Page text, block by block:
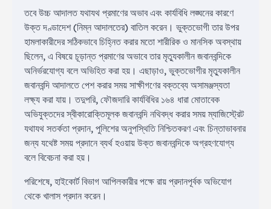
তবে উচ্চ আদালত যথাযথ প্রমাণের অভাব এবং কার্যবিধি লঙ্ঘনের কারণে
উক্ত দণ্ডাদেশ (নিম্ন আদালতের) বাতিল করেন। ভুক্তভোগী তার উপর
হামলাকারীদের সঠিকভাবে চিহ্নিত করার মতো শারীরিক ও মানসিক অবস্থায়
ছিলেন, এ বিষয়ে চূড়ান্ত প্রমাণের অভাবে তার মৃত্যুকালীন জবানবন্দিকে
অনির্ভরযোগ্য বলে অভিহিত করা হয়। এছাড়াও, ভুক্তভোগীর মৃত্যুকালীন
জবানবন্দি আদালতে পেশ করার সময় সাক্ষীগণের বক্তব্যে অসামঞ্জস্যতা
লক্ষ্য করা যায়। তদুপরি, ফৌজদারি কার্যবিধির ১৬৪ ধারা মোতাবেক
অভিযুক্তদের স্বীকারোক্তিমূলক জবানবন্দি নথিবদ্ধ করার সময় ম্যাজিস্ট্রেট
যথাযথ সতর্কতা প্রদান, পুলিশের অনুপস্থিতি নিশ্চিতকরণ এবং চিন্তাভাবনার
জন্য যথেষ্ট সময় প্রদানে ব্যর্থ হওয়ায় উক্ত জবানবন্দিকে অগ্রহণযোগ্য
বলে বিবেচনা করা হয়।
পরিশেষে, হাইকোর্ট বিভাগ আপিলকারীর পক্ষে রায় প্রদানপূর্বক অভিযোগ
থেকে খালাস প্রদান করেন।